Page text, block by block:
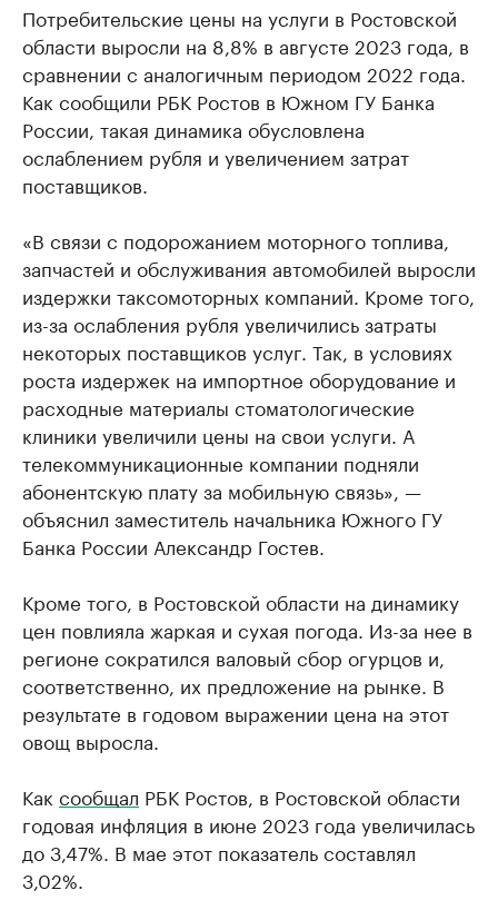
Потребительские цены на услуги в Ростовской
области выросли на 8,8% в августе 2023 года, в
сравнении с аналогичным периодом 2022 года.
Как сообщили РБК Ростов в Южном ГУ Банка
России, такая динамика обусловлена
ослаблением рубля и увеличением затрат
поставщиков.
«В связи с подорожанием моторного топлива,
запчастей и обслуживания автомобилей выросли
издержки таксомоторных компаний. Кроме того,
из-за ослабления рубля увеличились затраты
некоторых поставщиков услуг. Так, в условиях
роста издержек на импортное оборудование и
расходные материалы стоматологические
клиники увеличили цены на свои услуги. А
телекоммуникационные компании подняли
абонентскую плату за мобильную связь», —
объяснил заместитель начальника Южного ГУ
Банка России Александр Гостев.
Кроме того, в Ростовской области на динамику
цен повлияла жаркая и сухая погода. Из-за нее в
регионе сократился валовый сбор огурцов и,
соответственно, их предложение на рынке. В
результате в годовом выражении цена на этот
овощ выросла.
Как сообщал РБК Ростов, в Ростовской области
годовая инфляция в июне 2023 года увеличилась
до 3,47%. В мае этот показатель составлял
3,02%.